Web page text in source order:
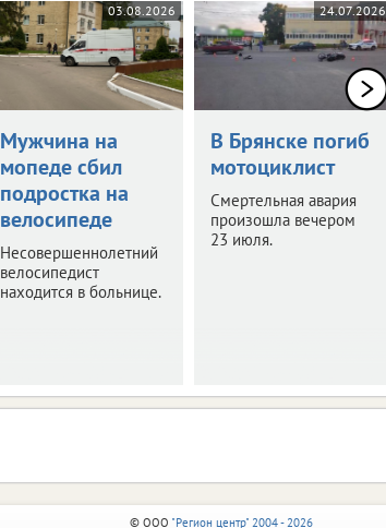
03.08.2026
Мужчина на
мопеде сбил
подростка на
велосипеде
Несовершеннолетний
велосипедист
находится в больнице.
24.07.2026
В Брянске погиб
мотоциклист
Смертельная авария
произошла вечером
23 июля.
© ООО "Регион центр" 2004 - 2026